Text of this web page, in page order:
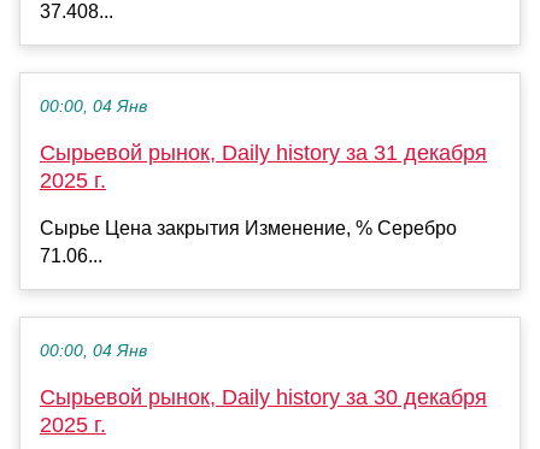
37.408...
00:00, 04 Янв
Сырьевой рынок, Daily history за 31 декабря
2025 г.
Сырье Цена закрытия Изменение, % Серебро
71.06...
00:00, 04 Янв
Сырьевой рынок, Daily history за 30 декабря
2025 г.